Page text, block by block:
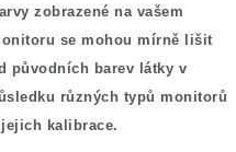
zobrazené na vašem
se mohou mírně lišit
původních barev látky v
různých typů monitorů
kalibrace.